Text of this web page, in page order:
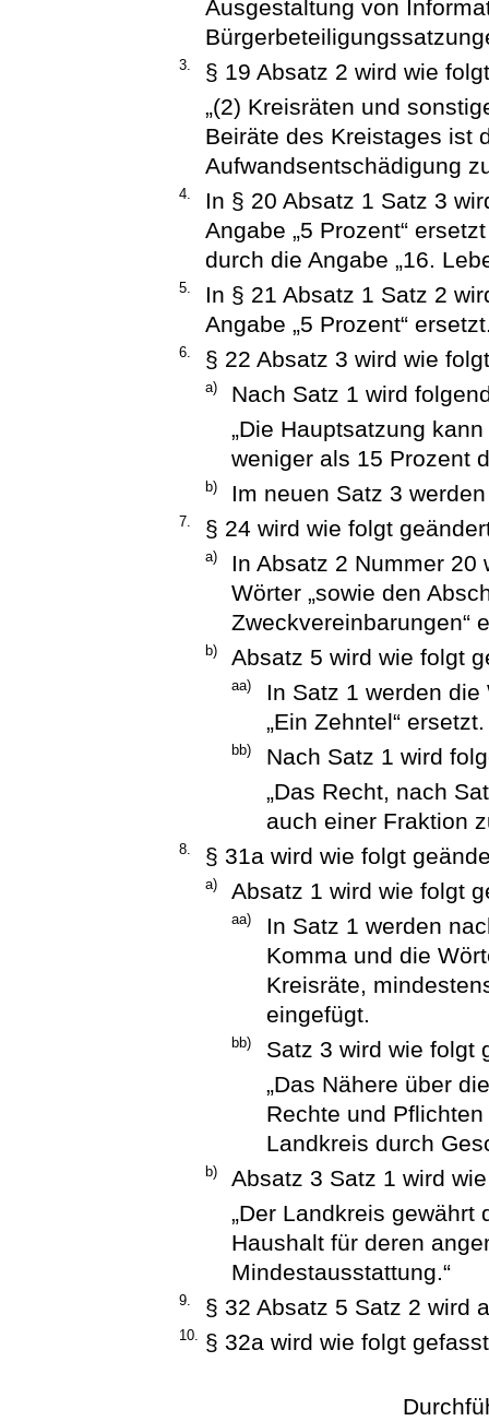
Ausgestaltung von
3.
§ 19 Absatz 2 wird wie
„(2) Kreisräten und
Beiräte des Kreistages ist
Aufwandsentschädigung
4.
In § 20 Absatz 1 Satz 3
Angabe „5 Prozent“
durch die Angabe „16.
5.
In § 21 Absatz 1 Satz 2
Angabe „5 Prozent“
6. § 22 Absatz 3 wird wie
a)
Nach Satz 1 wird
„Die Hauptsatzung
weniger als 15 Prozent
b) Im neuen Satz 3
7. § 24 wird wie folgt
a)
In Absatz 2 Nummer 20
Wörter „sowie den
Zweckvereinbarungen“
b) Absatz 5 wird wie folgt
aa)
In Satz 1 werden die
„Ein Zehntel“ ersetzt.
bb)
Nach Satz 1 wird
„Das Recht, nach
auch einer Fraktion
8. § 31a wird wie folgt
a) Absatz 1 wird wie folgt
aa)
In Satz 1 werden
Komma und die
Kreisräte,
eingefügt.
bb)
Satz 3 wird wie folgt
„Das Nähere über
Rechte und
Landkreis durch
b)
Absatz 3 Satz 1 wird
„Der Landkreis
Haushalt für deren
Mindestausstattung.“
9. § 32 Absatz 5 Satz 2 wird
10. § 32a wird wie folgt